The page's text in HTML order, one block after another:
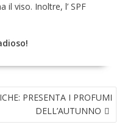
il viso. Inoltre, l’ SPF
PRESENTA I PROFUMI
DELL’AUTUNNO